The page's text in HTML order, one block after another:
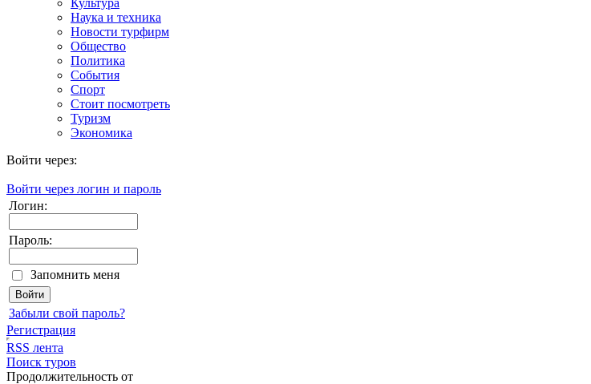
Наука и техника
Новости турфирм
Общество
Политика
События
Спорт
Стоит посмотреть
Туризм
Экономика
Войти через:
Войти через логин и пароль
Логин:
Пароль:
Запомнить меня
Забыли свой пароль?
Регистрация
RSS лента
Поиск туров
Продолжительность от